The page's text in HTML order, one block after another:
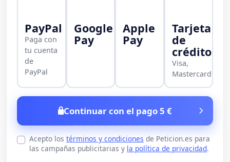
PayPal
Paga con
tu cuenta
de
PayPal
Google
Pay
Apple
Pay
Tarjeta
de
crédito
Visa,
Mastercard
Continuar con el pago 5 €
Acepto los términos y condiciones de Peticion.es para
las campañas publicitarias y la política de privacidad.